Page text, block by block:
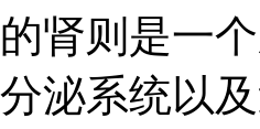
的肾则是一
分泌系统以